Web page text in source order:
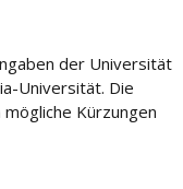
der Universität
Universität. Die
Kürzungen